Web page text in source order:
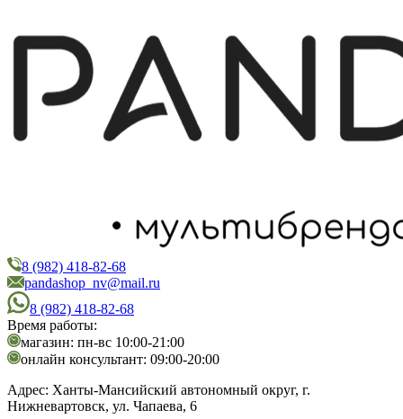
PandaShop
Интернет-магазин косметики
8 (982) 418-82-68
pandashop_nv@mail.ru
8 (982) 418-82-68
Время работы:
магазин: пн-вс 10:00-21:00
онлайн консультант: 09:00-20:00
Адрес: Ханты-Мансийский автономный округ, г.
Нижневартовск, ул. Чапаева, 6